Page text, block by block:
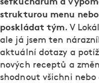
strukturou menu
poskládat tým. V
ale já jsem ten
aktuální dotazy a
nových receptů a
shodnout všichni